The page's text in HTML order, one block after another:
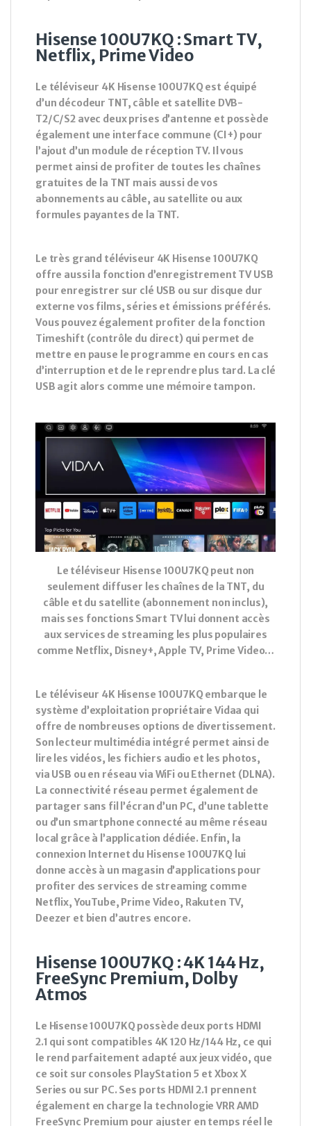
Hisense 100U7KQ : Smart TV,
Netflix, Prime Video
Le téléviseur 4K Hisense 100U7KQ est équipé
d’un décodeur TNT, câble et satellite DVB-
T2/C/S2 avec deux prises d’antenne et possède
également une interface commune (CI+) pour
l’ajout d’un module de réception TV. Il vous
permet ainsi de profiter de toutes les chaînes
gratuites de la TNT mais aussi de vos
abonnements au câble, au satellite ou aux
formules payantes de la TNT.
Le très grand téléviseur 4K Hisense 100U7KQ
offre aussi la fonction d’enregistrement TV USB
pour enregistrer sur clé USB ou sur disque dur
externe vos films, séries et émissions préférés.
Vous pouvez également profiter de la fonction
Timeshift (contrôle du direct) qui permet de
mettre en pause le programme en cours en cas
d’interruption et de le reprendre plus tard. La clé
USB agit alors comme une mémoire tampon.
Le téléviseur Hisense 100U7KQ peut non
seulement diffuser les chaînes de la TNT, du
câble et du satellite (abonnement non inclus),
mais ses fonctions Smart TV lui donnent accès
aux services de streaming les plus populaires
comme Netflix, Disney+, Apple TV, Prime Video…
Le téléviseur 4K Hisense 100U7KQ embarque le
système d’exploitation propriétaire Vidaa qui
offre de nombreuses options de divertissement.
Son lecteur multimédia intégré permet ainsi de
lire les vidéos, les fichiers audio et les photos,
via USB ou en réseau via WiFi ou Ethernet (DLNA).
La connectivité réseau permet également de
partager sans fil l’écran d’un PC, d’une tablette
ou d’un smartphone connecté au même réseau
local grâce à l’application dédiée. Enfin, la
connexion Internet du Hisense 100U7KQ lui
donne accès à un magasin d’applications pour
profiter des services de streaming comme
Netflix, YouTube, Prime Video, Rakuten TV,
Deezer et bien d’autres encore.
Hisense 100U7KQ : 4K 144 Hz,
FreeSync Premium, Dolby
Atmos
Le Hisense 100U7KQ possède deux ports HDMI
2.1 qui sont compatibles 4K 120 Hz/144 Hz, ce qui
le rend parfaitement adapté aux jeux vidéo, que
ce soit sur consoles PlayStation 5 et Xbox X
Series ou sur PC. Ses ports HDMI 2.1 prennent
également en charge la technologie VRR AMD
FreeSync Premium pour ajuster en temps réel le